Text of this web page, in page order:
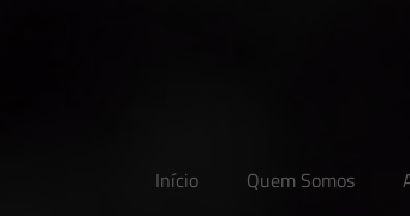
Início Quem Somos